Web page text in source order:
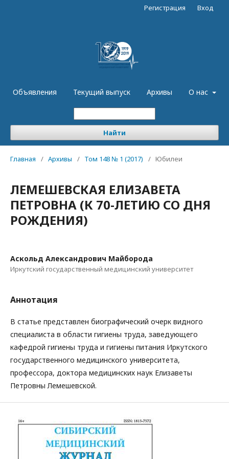
Объявления Текущий выпуск Архивы О нас
Найти
Регистрация Вход
Главная / Архивы / Том 148 № 1 (2017) / Юбилеи
ЛЕМЕШЕВСКАЯ ЕЛИЗАВЕТА
ПЕТРОВНА (К 70-ЛЕТИЮ СО ДНЯ
РОЖДЕНИЯ)
Аскольд Александрович Майборода
Иркутский государственный медицинский университет
Аннотация
В статье представлен биографический очерк видного
специалиста в области гигиены труда, заведующего
кафедрой гигиены труда и гигиены питания Иркутского
государственного медицинского университета,
профессора, доктора медицинских наук Елизаветы
Петровны Лемешевской.